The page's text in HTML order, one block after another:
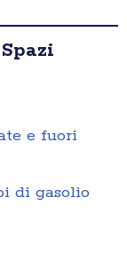
e fuori
di gasolio